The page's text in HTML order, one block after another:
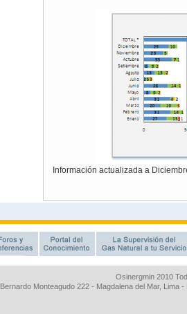
Osinergmin 2010
Bernardo Monteagudo 222 - Magdalena del Mar, Lima